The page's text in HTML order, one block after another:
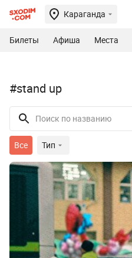
Караганда
Билеты Афиша Места
#stand up
Все Тип